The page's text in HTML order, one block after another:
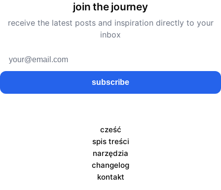
join the journey
receive the latest posts and inspiration directly to your
inbox
subscribe
cześć
spis treści
narzędzia
changelog
kontakt